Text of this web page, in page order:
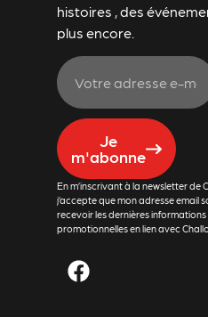
histoires , des
plus encore.
Je
m'abonne
En m’inscrivant à la newsletter de
j’accepte que mon adresse email
recevoir les dernières informations
promotionnelles en lien avec